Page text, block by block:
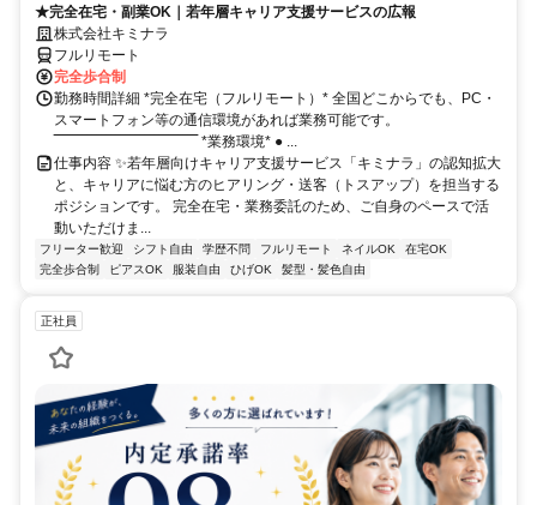
★完全在宅・副業OK｜若年層キャリア支援サービスの広報
株式会社キミナラ
フルリモート
完全歩合制
勤務時間詳細 *完全在宅（フルリモート）* 全国どこからでも、PC・
スマートフォン等の通信環境があれば業務可能です。
‾‾‾‾‾‾‾‾‾‾‾‾‾‾‾‾‾‾‾‾‾‾‾‾‾‾‾‾‾‾ *業務環境* ● ...
仕事内容 ✨若年層向けキャリア支援サービス「キミナラ」の認知拡大
と、キャリアに悩む方のヒアリング・送客（トスアップ）を担当する
ポジションです。 完全在宅・業務委託のため、ご自身のペースで活
動いただけま...
フリーター歓迎 シフト自由 学歴不問 フルリモート ネイルOK
在宅OK
完全歩合制
ピアスOK 服装自由 ひげOK 髪型・髪色自由
正社員